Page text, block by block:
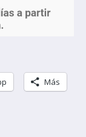
Más